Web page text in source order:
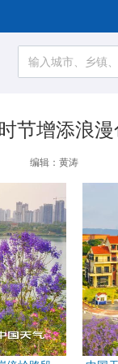
节增添浪
编辑：黄涛